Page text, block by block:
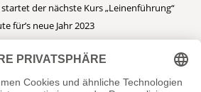
der nächste Kurs „Leinenführung“
für’s neue Jahr 2023
unterwegs
ich musste weg